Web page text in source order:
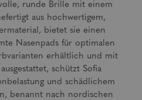
runde Brille mit einem
aus hochwertigem,
bietet sie einen
Nasenpads für optimalen
erhältlich und mit
schützt Sofia
und schädlichem
benannt nach nordischen